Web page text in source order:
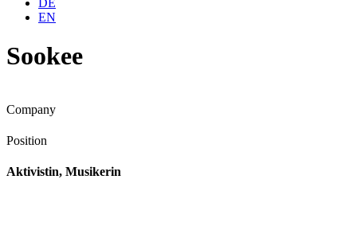
EN
Sookee
Company
Position
Aktivistin, Musikerin